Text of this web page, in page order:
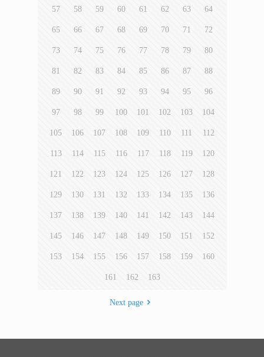
57 58 59 60 61 62 63 64
65 66 67 68 69 70 71 72
73 74 75 76 77 78 79 80
81 82 83 84 85 86 87 88
89 90 91 92 93 94 95 96
97 98 99 100 101 102 103 104
105 106 107 108 109 110 111 112
113 114 115 116 117 118 119 120
121 122 123 124 125 126 127 128
129 130 131 132 133 134 135 136
137 138 139 140 141 142 143 144
145 146 147 148 149 150 151 152
153 154 155 156 157 158 159 160
161 162 163
Next page